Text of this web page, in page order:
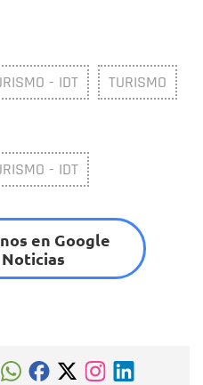
- IDT TURISMO
- IDT
en Google
Noticias